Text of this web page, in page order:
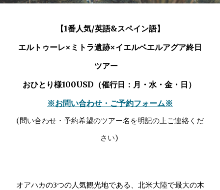
【1番人気/英語&スペイン語】
エルトゥーレ×ミトラ遺跡×イエルベエルアグア終日
ツアー
おひとり様100USD（催行日：月・水・金・日）
※お問い合わせ・ご予約フォーム※
(問い合わせ・予約希望のツアー名を明記の上ご連絡くだ
さい)
オアハカの3つの人気観光地である、北米大陸で最大の木